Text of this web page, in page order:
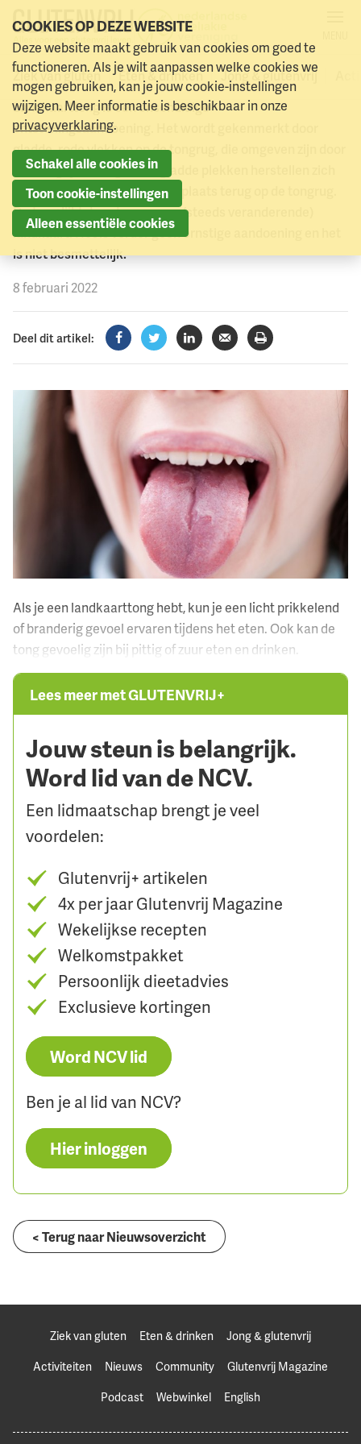
Naar menu Naar hoofdinhoud
Ziek van gluten Eten & drinken Jong & glutenvrij
Landkaarttong en coeliakie
Landkaarttong is een onschuldige
ontstekingsaandoening. Het wordt gekenmerkt door
gladde, rode vlekken op de tongrug, die omgeven zijn door
een witgrijs beslag. Deze gladde plekken herstellen zich
en komen dan op een andere plaats terug op de tongrug.
De tong lijkt daardoor op een (steeds veranderende)
landkaart. Het is verder geen ernstige aandoening en het
is niet besmettelijk.
8 februari 2022
Deel dit artikel:
Facebook
TwitterLinkedInVerzenden
Printen
Als je een landkaarttong hebt, kun je een licht prikkelend
of branderig gevoel ervaren tijdens het eten. Ook kan de
tong gevoelig zijn bij pittig of zuur eten en drinken.
Lees meer met GLUTENVRIJ+
Jouw steun is belangrijk.
Word lid van de NCV.
Een lidmaatschap brengt je veel
voordelen:
Glutenvrij+ artikelen
4x per jaar Glutenvrij Magazine
Wekelijkse recepten
Welkomstpakket
Persoonlijk dieetadvies
Exclusieve kortingen
Word NCV lid
Ben je al lid van NCV?
Hier inloggen
< Terug naar Nieuwsoverzicht
Ziek van gluten Eten & drinken
Jong & glutenvrij
Activiteiten
Nieuws Community
Glutenvrij Magazine
Podcast
Webwinkel English
COOKIES OP DEZE WEBSITE
Deze website maakt gebruik van cookies om goed te
functioneren. Als je wilt aanpassen welke cookies we
mogen gebruiken, kan je jouw cookie-instellingen
wijzigen. Meer informatie is beschikbaar in onze
privacyverklaring.
Schakel alle cookies in
Toon cookie-instellingen
Alleen essentiële cookies